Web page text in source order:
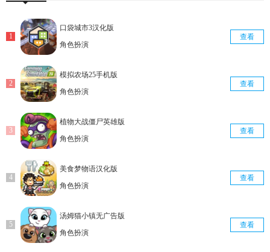
口袋城市3汉化版
角色扮演
查看
模拟农场25手机版
角色扮演
查看
植物大战僵尸英雄版
角色扮演
查看
美食梦物语汉化版
角色扮演
查看
汤姆猫小镇无广告版
角色扮演
查看